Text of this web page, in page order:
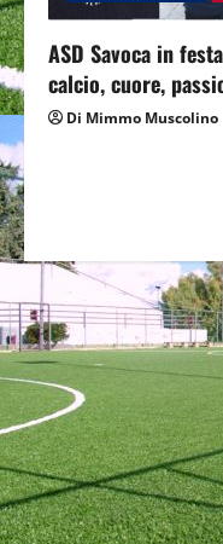
a
t
i
ASD Savoca in
calcio, cuore,
Di Mimmo Muscolino